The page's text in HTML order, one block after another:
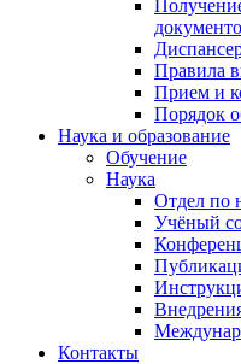
Правила
Прием и
Порядок
Наука и образование
Обучение
Наука
Отдел по
Учёный
Контакты